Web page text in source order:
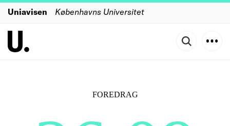
Uniavisen Københavns Universitet
FOREDRAG